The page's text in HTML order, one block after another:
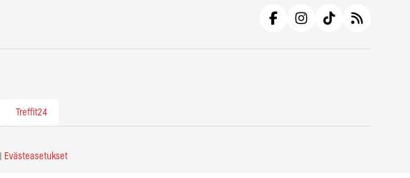
Treffit24
Evästeasetukset